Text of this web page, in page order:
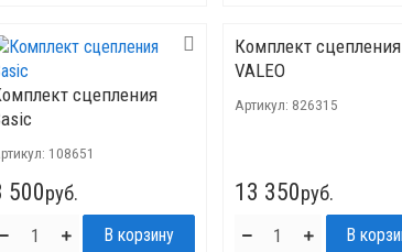
сцепления
108651
500руб.
Комплект сцепления
VALEO
Артикул: 826315
13 350руб.